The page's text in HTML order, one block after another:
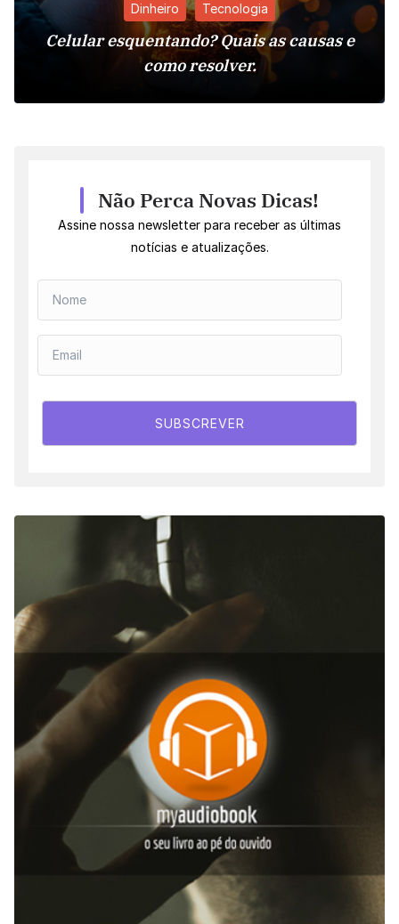
Dinheiro Tecnologia
Celular esquentando? Quais as causas e
como resolver.
Não Perca Novas Dicas!
Assine nossa newsletter para receber as últimas
notícias e atualizações.
SUBSCREVER